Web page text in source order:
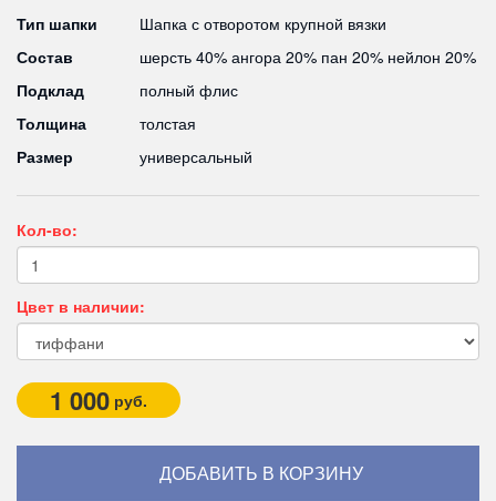
Тип шапки
Шапка с отворотом крупной вязки
Состав
шерсть 40% ангора 20% пан 20% нейлон 20%
Подклад
полный флис
Толщина
толстая
Размер
универсальный
Кол-во:
Цвет в наличии:
1 000 руб.